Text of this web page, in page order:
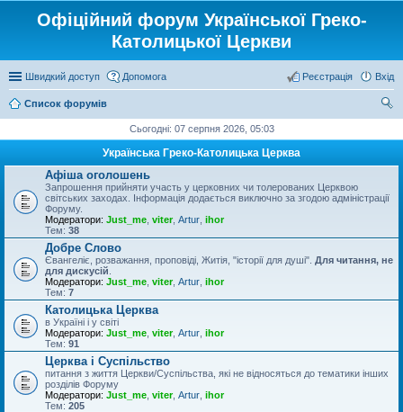
Офіційний форум Української Греко-
Католицької Церкви
Швидкий доступ Допомога Вхід
Реєстрація
Список форумів
Сьогодні: 07 серпня 2026, 05:03
Українська Греко-Католицька Церква
Афіша оголошень
Запрошення прийняти участь у церковних чи толерованих Церквою
світських заходах. Інформація додається виключно за згодою адміністрації
Форуму.
Модератори: Just_me viter, Artur ihor
Тем: 38
Добре Слово
Євангеліє, розважання, проповіді, Житія, "історії для душі". Для читання, не
для дискусій
Модератори: Just_me viter, Artur ihor
Тем: 7
Католицька Церква
в Україні і у світі
Модератори: Just_me viter, Artur ihor
Тем: 91
Церква і Суспільство
питання з життя Церкви/Суспільства, які не відносяться до тематики інших
розділів Форуму
Модератори: Just_me viter, Artur ihor
Тем: 205